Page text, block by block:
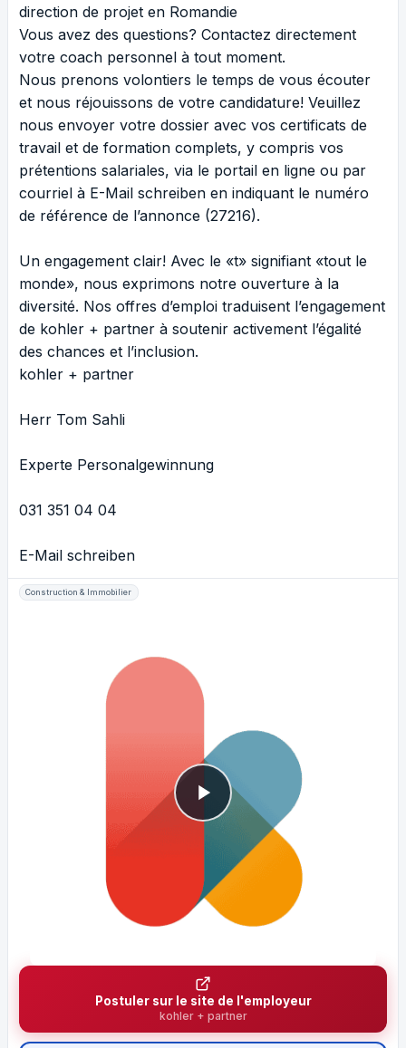
direction de projet en Romandie
Vous avez des questions? Contactez directement
votre coach personnel à tout moment.
Nous prenons volontiers le temps de vous écouter
et nous réjouissons de votre candidature! Veuillez
nous envoyer votre dossier avec vos certificats de
travail et de formation complets, y compris vos
prétentions salariales, via le portail en ligne ou par
courriel à E-Mail schreiben en indiquant le numéro
de référence de l’annonce (27216).
Un engagement clair! Avec le «t» signifiant «tout le
monde», nous exprimons notre ouverture à la
diversité. Nos offres d’emploi traduisent l’engagement
de kohler + partner à soutenir activement l’égalité
des chances et l’inclusion.
kohler + partner
Herr Tom Sahli
Experte Personalgewinnung
031 351 04 04
E-Mail schreiben
Construction & Immobilier
Postuler sur le site de l'employeur
kohler + partner